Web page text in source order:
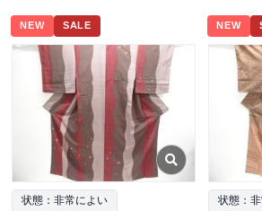
NEW SALE
状態：非常によい
NEW
状態：